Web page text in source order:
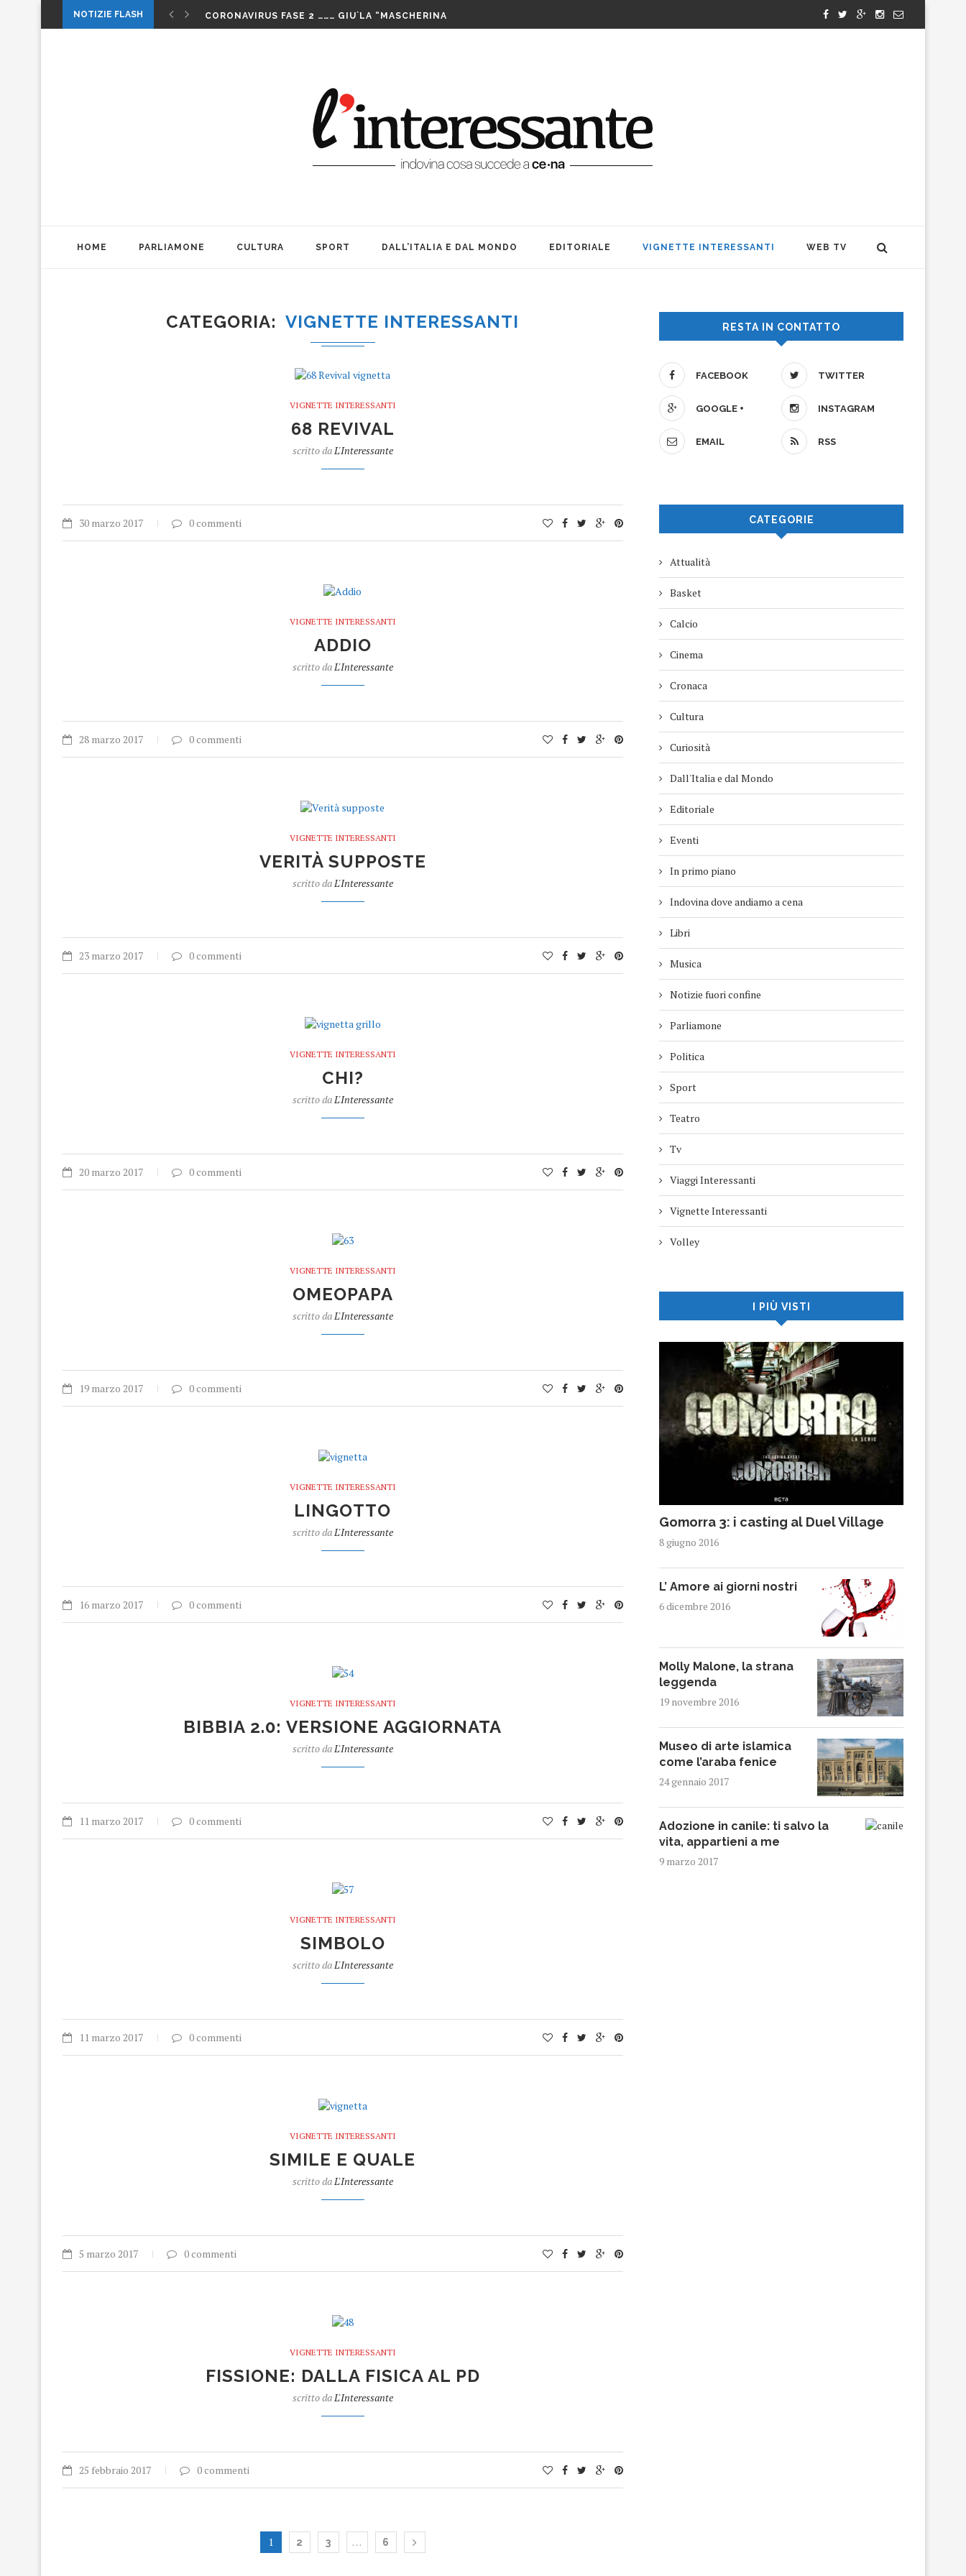
NOTIZIE FLASH
CORONAVIRUS FASE 2 ……… GIU`LA “MASCHERINA
LA MUSICA DELLA GATTA CENERENTOLA COME PASS PER...
DA CONSUMARCI PREFERIBILMENTE DOPO MORTI: OFFICINA TEATRO INCANTA...
VALERIO BIANCHINI E LE SUE … BOMBE. AMARCORD...
CASO WEINSTEIN. DITE ALLE DONNE CHE NON SIAMO...
THE ALIENS AD OFFICINA TEATRO: VITA, AMICIZIA ED...
1 MAGGIO: FESTA O…. LUTTO. UNA FESTA BEN...
HOME PARLIAMONE CULTURA SPORT DALL’ITALIA E DAL MONDO EDITORIALE VIGNETTE INTERESSANTI WEB TV
CATEGORIA VIGNETTE INTERESSANTI
VIGNETTE INTERESSANTI
68 REVIVAL
scritto daL'Interessante
30 marzo 2017 0 commenti
VIGNETTE INTERESSANTI
ADDIO
scritto daL'Interessante
28 marzo 2017 0 commenti
VIGNETTE INTERESSANTI
VERITÀ SUPPOSTE
scritto daL'Interessante
23 marzo 2017 0 commenti
VIGNETTE INTERESSANTI
CHI?
scritto daL'Interessante
20 marzo 2017 0 commenti
VIGNETTE INTERESSANTI
OMEOPAPA
scritto daL'Interessante
19 marzo 2017 0 commenti
VIGNETTE INTERESSANTI
LINGOTTO
scritto daL'Interessante
16 marzo 2017 0 commenti
VIGNETTE INTERESSANTI
BIBBIA 2.0: VERSIONE AGGIORNATA
scritto daL'Interessante
11 marzo 2017 0 commenti
VIGNETTE INTERESSANTI
SIMBOLO
scritto daL'Interessante
11 marzo 2017 0 commenti
VIGNETTE INTERESSANTI
SIMILE E QUALE
scritto daL'Interessante
5 marzo 2017 0 commenti
VIGNETTE INTERESSANTI
FISSIONE: DALLA FISICA AL PD
scritto daL'Interessante
25 febbraio 2017 0 commenti
1 2 3 … 6
RESTA IN CONTATTO
FACEBOOK TWITTER
GOOGLE + INSTAGRAM
EMAIL RSS
CATEGORIE
Attualità
Basket
Calcio
Cinema
Cronaca
Cultura
Curiosità
Dall'Italia e dal Mondo
Editoriale
Eventi
In primo piano
Indovina dove andiamo a cena
Libri
Musica
Notizie fuori confine
Parliamone
Politica
Sport
Teatro
Tv
Viaggi Interessanti
Vignette Interessanti
Volley
I PIÙ VISTI
Gomorra 3: i casting al Duel Village
8 giugno 2016
L’ Amore ai giorni nostri
6 dicembre 2016
Molly Malone, la strana
leggenda
19 novembre 2016
Museo di arte islamica
come l’araba fenice
24 gennaio 2017
Adozione in canile: ti salvo la
vita, appartieni a me
9 marzo 2017